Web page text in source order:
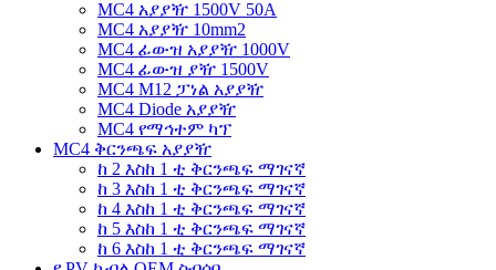
MC4 አያያዥ 1500V 50A
MC4 አያያዥ 10mm2
MC4 ፊውዝ አያያዥ 1000V
MC4 ፊውዝ ያዥ 1500V
MC4 M12 ፓነል አያያዥ
MC4 Diode አያያዥ
MC4 የማኅተም ካፕ
MC4 ቅርንጫፍ አያያዥ
ከ 2 እስከ 1 ቲ ቅርንጫፍ ማገናኛ
ከ 3 እስከ 1 ቲ ቅርንጫፍ ማገናኛ
ከ 4 እስከ 1 ቲ ቅርንጫፍ ማገናኛ
ከ 5 እስከ 1 ቲ ቅርንጫፍ ማገናኛ
ከ 6 እስከ 1 ቲ ቅርንጫፍ ማገናኛ